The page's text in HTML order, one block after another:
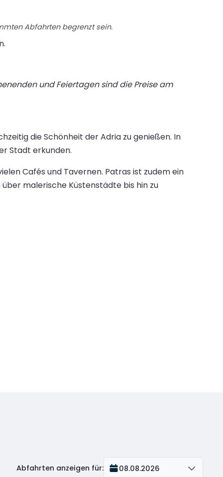
Abfahrten begrenzt sein.
und Feiertagen sind die Preise am
die Schönheit der Adria zu genießen. In
Stadt erkunden.
Cafés und Tavernen. Patras ist zudem ein
malerische Küstenstädte bis hin zu
Abfahrten anzeigen für: 08.08.2026